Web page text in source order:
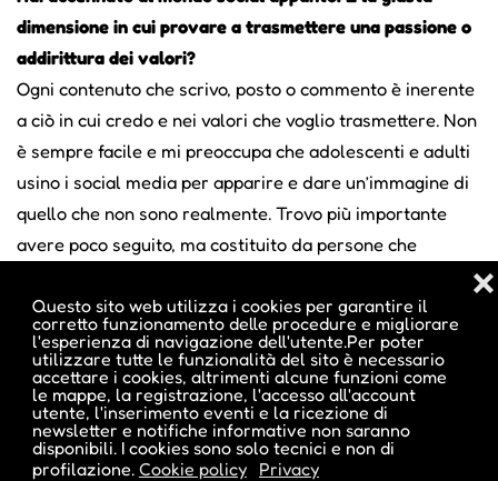
Questo sito web utilizza i cookies per garantire il
corretto funzionamento delle procedure e migliorare
l'esperienza di navigazione dell'utente.Per poter
utilizzare tutte le funzionalità del sito è necessario
accettare i cookies, altrimenti alcune funzioni come
le mappe, la registrazione, l'accesso all'account
utente, l'inserimento eventi e la ricezione di
newsletter e notifiche informative non saranno
disponibili. I cookies sono solo tecnici e non di
profilazione. Cookie policy Privacy
❌
dimensione in cui provare a trasmettere una passione o
addirittura dei valori?
Ogni contenuto che scrivo, posto o commento è inerente
a ciò in cui credo e nei valori che voglio trasmettere. Non
è sempre facile e mi preoccupa che adolescenti e adulti
usino i social media per apparire e dare un’immagine di
quello che non sono realmente. Trovo più importante
avere poco seguito, ma costituito da persone che
un’opinione, un interesse che poi può diventare anche
passione. Se i follower sono queste persone, allora sei
sulla strada giusta. I numeri sono importanti per le
aziende. Per le persone è il messaggio ciò che conta.
Un obiettivo e un augurio per il 2022?